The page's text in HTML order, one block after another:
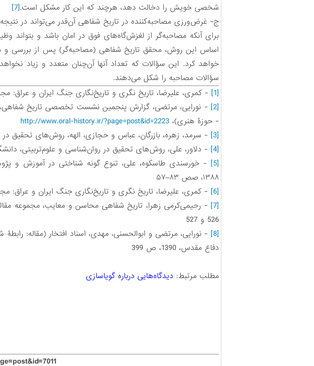
شخصی خویش را دخالت دهد، هرچند که این کار مشکل است.[7]
ج- غرض‌ورزی مصاحبه‌کننده در تاریخ شفاهی آن‌قدر می‌تواند در
برای آنکه مصاحبه‌گر از لغزش‌گاه‌های فوق در امان باشد و
اساس این روش، محقق تاریخ شفاهی (مصاحبه‌گر) پس از بررسی و
خواهد کرد. این سؤالات که تعداد آنها آن‌چنان متعدد و زیاد
سؤالات مصاحبه را شکل می‌دهند.
[1] - کمری، علیرضا، تاریخ نگری و تاریخ‌نگاری جنگ ایران و عراق:
[2] - نورایی، مرتضی، گزارش پنجمین نشست تخصصی تاریخ شفاهی،
- حوزۀ هنری)، http://www.oral-history.ir/?page=post&id=2223
[3] - سرمد، زهره، بازرگان، عباس و حجازی، الهه، روش‌های تحقیق در علوم رفتاری،
[4] - دلاور، علی، روش‌های تحقیق در روان‌شناسی و علوم‌تربیتی، دانشگاه پیام‌نور،
[5]
۱۳۸۸، صص ۸۳–۵۷
[6] - کمری، علیرضا، تاریخ نگری و تاریخ‌نگاری جنگ ایران و عراق:
[7]
526 و 527
[8] - نورایی، مرتضی و ابوالحسنی، مهدی، اسناد افتخار (مقاله:
دفاع مقدس، 1390، ص 399
مطلب مرتبط: دیدگاه‌هایی درباره گویاسازی